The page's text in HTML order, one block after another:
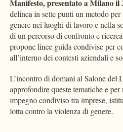
Manifesto, presentato a Milano il
delinea in sette punti un metodo
genere nei luoghi di lavoro e nella
di un percorso di confronto e
propone linee guida condivise per
all’interno dei contesti aziendali e
L’incontro di domani al Salone del
approfondire queste tematiche e
impegno condiviso tra imprese,
lotta contro la violenza di genere.